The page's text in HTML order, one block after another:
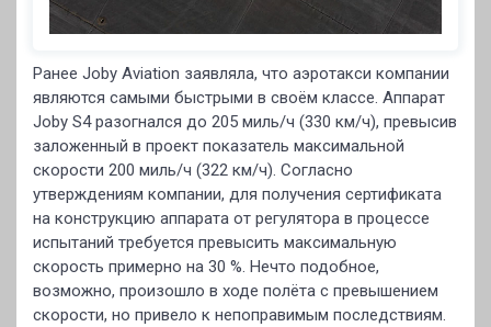
Ранее Joby Aviation заявляла, что аэротакси компании
являются самыми быстрыми в своём классе. Аппарат
Joby S4 разогнался до 205 миль/ч (330 км/ч), превысив
заложенный в проект показатель максимальной
скорости 200 миль/ч (322 км/ч). Согласно
утверждениям компании, для получения сертификата
на конструкцию аппарата от регулятора в процессе
испытаний требуется превысить максимальную
скорость примерно на 30 %. Нечто подобное,
возможно, произошло в ходе полёта с превышением
скорости, но привело к непоправимым последствиям.